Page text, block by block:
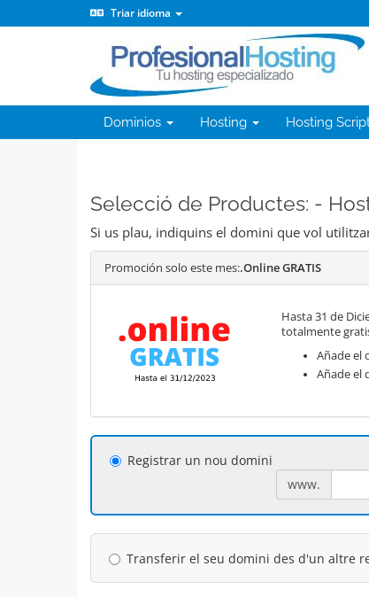
Triar idioma
Dominios Hosting Hosting
Selecció de Productes: -
Si us plau, indiquins el domini que vol
Promoción solo este mes:.Online GRATIS
Hasta 31 de
totalmente
Añade el
Añade el
Registrar un nou domini
www.
Transferir el seu domini des d'un altre